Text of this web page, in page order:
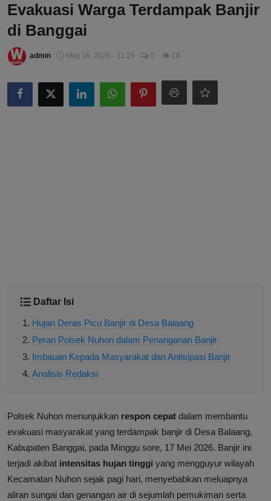
Evakuasi Warga Terdampak Banjir
di Banggai
admin May 18, 2026 - 11:29 0 18
Daftar Isi
Hujan Deras Picu Banjir di Desa Balaang
Peran Polsek Nuhon dalam Penanganan Banjir
Imbauan Kepada Masyarakat dan Antisipasi Banjir
Analisis Redaksi
Polsek Nuhon menunjukkan respon cepat dalam membantu
evakuasi masyarakat yang terdampak banjir di Desa Balaang,
Kabupaten Banggai, pada Minggu sore, 17 Mei 2026. Banjir ini
terjadi akibat intensitas hujan tinggi yang mengguyur wilayah
Kecamatan Nuhon sejak pagi hari, menyebabkan meluapnya
aliran sungai dan genangan air di sejumlah pemukiman serta